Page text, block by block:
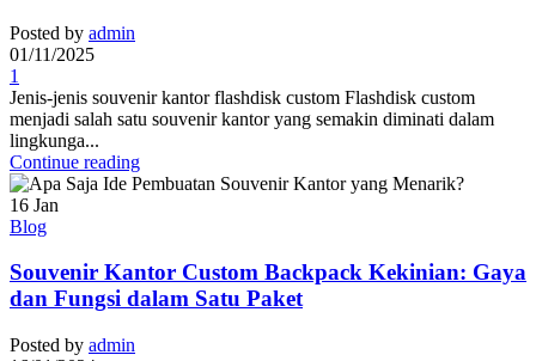
Posted by admin
01/11/2025
1
Jenis-jenis souvenir kantor flashdisk custom Flashdisk custom
menjadi salah satu souvenir kantor yang semakin diminati dalam
lingkunga...
Continue reading
16 Jan
Blog
Souvenir Kantor Custom Backpack Kekinian: Gaya
dan Fungsi dalam Satu Paket
Posted by admin